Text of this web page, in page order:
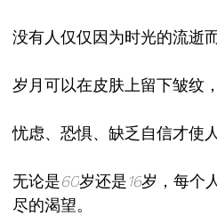
没有人仅仅因为时光的流逝
岁月可以在皮肤上留下皱纹
忧虑、恐惧、缺乏自信才使
无论是60岁还是16岁，每个
尽的渴望。